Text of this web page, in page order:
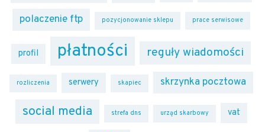
polaczenie ftp pozycjonowanie sklepu prace serwisowe
profil płatności reguły wiadomości
rozliczenia serwery skapiec skrzynka pocztowa
social media strefa dns urząd skarbowy vat